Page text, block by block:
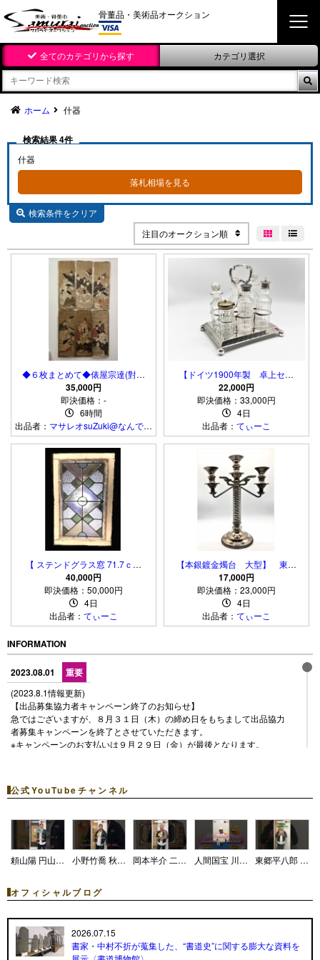
骨董品・美術品オークション
全てのカテゴリから探す カテゴリ選択

ホーム 什器
検索結果 4件
什器
 検索条件をクリア
落札相場を見る
注目のオークション順  
◆６枚まとめて◆俵屋宗達(對青
軒)「三十六歌仙」屏風剥がし ま
くり 肉筆
35,000円
即決価格：-
6時間
出品者： マサレオsuZuki@なんでも
鑑定団FAN
【ドイツ1900年製 卓上セッ
ト】 ６本＋スタンド ガラス
瓶/調味料ボトル 保管箱付
き
22,000円
即決価格：33,000円
4日
出品者： てぃーこ
【 ステンドグラス窓 71.7ｃｍ
】 菊花尽し彫りアールデコ 大
正モダン
40,000円
即決価格：50,000円
4日
出品者： てぃーこ
【本銀鍍金燭台 大型】 東京
TAMIYA １９７４年製
17,000円
即決価格：23,000円
4日
出品者： てぃーこ
INFORMATION
2023.08.01 重要
(2023.8.1情報更新)
【出品募集協力者キャンペーン終了のお知らせ】
急ではございますが、８月３１日（木）の締め日をもちまして出品協力
者募集キャンペーンを終了とさせていただきます。
※キャンペーンのお支払いは９月２９日（金）が最後となります。
ご継続の程是非よろしくお願い致します。
まだまだ課題点が多くご不便をお掛けしておりますが、活性化できるよ
う努めて参ります
-------------------------------------------------------------------------------------------------
(2023.2.15情報更新)
2023年3月計上分より、"出品物1点に対して500円"，"最大20出品／1業
者"へと変更させていただく運びとなりました。
公式YouTubeチャンネル
頼山陽 円山応挙 画讃 軸 識箱のご紹介！！！【サムライオークション】#骨董品#古美術品#オークションサイト#サムライオークション#掛軸#頼山陽#円山応挙#japaneseart#antique 小野竹喬 秋景山水図 軸 共箱のご紹介！！！【サムライオークション】#骨董品#古美術品#オークションサイト#サムライオークション#掛軸#小野竹喬#japaneseart#antique 岡本半介 二行書 軸のご紹介！！！【サムライオークション】#骨董品#古美術品#オークションサイト#サムライオークション#掛軸#岡本半介#japaneseart#antique 人間国宝 川北良造 棗 共箱のご紹介！！！【サムライオークション】#骨董品#古美術品#オークションサイト#サムライオークション#掛軸#人間国宝#川北良造#japaneseart#antique 東郷平八郎 一行書 軸 識箱のご紹介！！！【サムライオークション】#骨董品#古美術品#オークションサイト#サムライオークション#掛軸#東郷平八郎#japaneseart#antique
オフィシャルブログ
2026.07.15
書家・中村不折が蒐集した、“書道史”に関する膨大な資料を